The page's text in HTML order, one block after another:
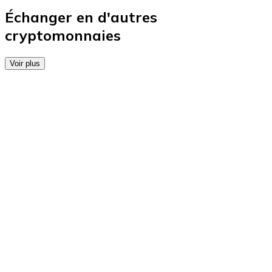
Achetez des cartes-cadeaux de vos marques
Aller à la boutique de cartes-cadeaux
Échanger en d'autres
cryptomonnaies
Voir plus